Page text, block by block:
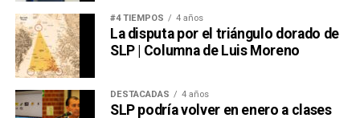
#4 TIEMPOS 4 años
La disputa por el triángulo dorado de
SLP | Columna de Luis Moreno
DESTACADAS 4 años
SLP podría volver en enero a clases